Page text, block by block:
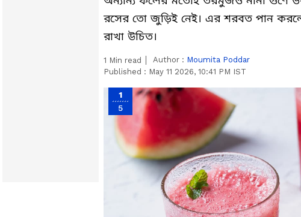
রসের তো জুড়িই নেই। এর শরবত পান
রাখা উচিত।
1 Min read Author : Moumita Poddar
Published : May 11 2026, 10:41 PM IST
1
5